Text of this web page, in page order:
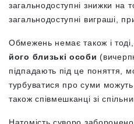
загальнодоступні знижки на
загальнодоступні виграші,
Обмежень немає також і
його близькі особи
підпадають під це поняття,
турбуватися про суми
також співмешканці зі